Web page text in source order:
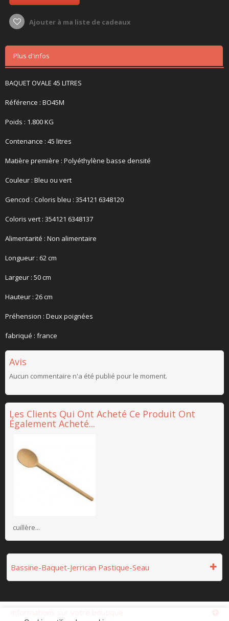
Ajouter à ma liste de cadeaux
Plus d'infos
BAQUET OVALE 45 LITRES
Référence : BO45M
Poids : 1.800 KG
Contenance : 45 litres
Matière première : Polyéthylène basse densité
Couleur : Bleu ou vert
Gencod : Coloris bleu : 354121 6348120
Coloris vert : 354121 6348137
Alimentarité : Non alimentaire
Longueur : 62 cm
Largeur : 50 cm
Hauteur : 26 cm
Préhension : Deux poignées
fabriqué : france
Avis
Aucun commentaire n'a été publié pour le moment.
Les Clients Qui Ont Acheté Ce Produit Ont
Également Acheté...
cuillère...
Bassine-Baquet-Jerrican Pastique-Seau